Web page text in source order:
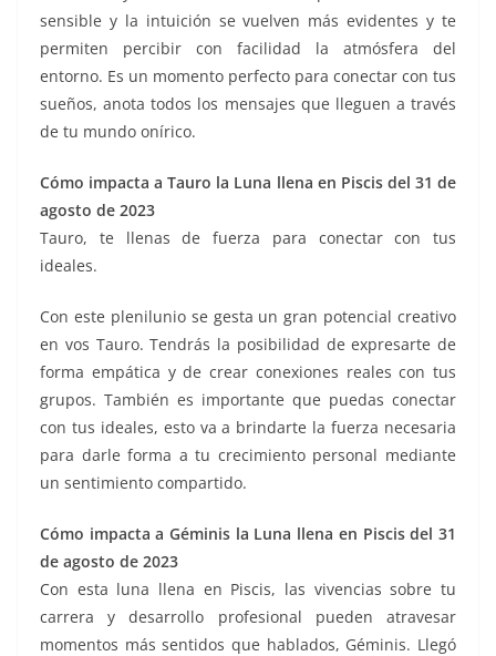
sensible y la intuición se vuelven más evidentes y te
permiten percibir con facilidad la atmósfera del
entorno. Es un momento perfecto para conectar con tus
sueños, anota todos los mensajes que lleguen a través
de tu mundo onírico.
Cómo impacta a Tauro la Luna llena en Piscis del 31 de
agosto de 2023
Tauro, te llenas de fuerza para conectar con tus
ideales.
Con este plenilunio se gesta un gran potencial creativo
en vos Tauro. Tendrás la posibilidad de expresarte de
forma empática y de crear conexiones reales con tus
grupos. También es importante que puedas conectar
con tus ideales, esto va a brindarte la fuerza necesaria
para darle forma a tu crecimiento personal mediante
un sentimiento compartido.
Cómo impacta a Géminis la Luna llena en Piscis del 31
de agosto de 2023
Con esta luna llena en Piscis, las vivencias sobre tu
carrera y desarrollo profesional pueden atravesar
momentos más sentidos que hablados, Géminis. Llegó